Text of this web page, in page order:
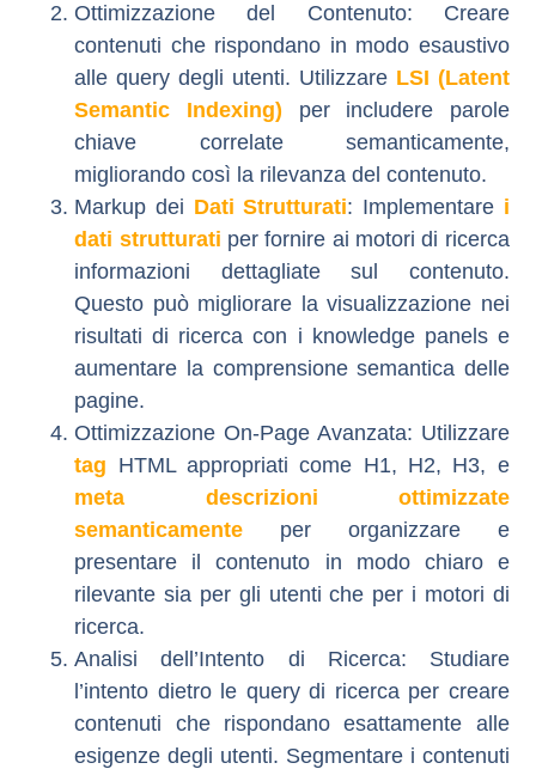
Ottimizzazione del Contenuto: Creare
contenuti che rispondano in modo esaustivo
alle query degli utenti. Utilizzare LSI (Latent
Semantic Indexing) per includere parole
chiave correlate semanticamente,
migliorando così la rilevanza del contenuto.
Markup dei Dati Strutturati: Implementare i
dati strutturati per fornire ai motori di ricerca
informazioni dettagliate sul contenuto.
Questo può migliorare la visualizzazione nei
risultati di ricerca con i knowledge panels e
aumentare la comprensione semantica delle
pagine.
Ottimizzazione On-Page Avanzata: Utilizzare
tag HTML appropriati come H1, H2, H3, e
meta descrizioni ottimizzate
semanticamente per organizzare e
presentare il contenuto in modo chiaro e
rilevante sia per gli utenti che per i motori di
ricerca.
Analisi dell’Intento di Ricerca: Studiare
l’intento dietro le query di ricerca per creare
contenuti che rispondano esattamente alle
esigenze degli utenti. Segmentare i contenuti